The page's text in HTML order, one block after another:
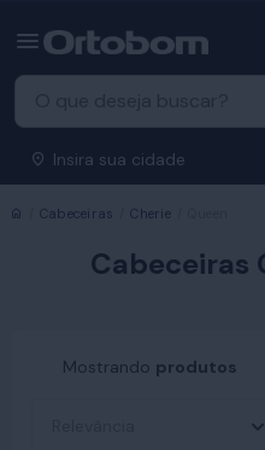
Insira sua cidade
Início
Cabeceiras Cherie
Cabeceiras
Mostrando produtos